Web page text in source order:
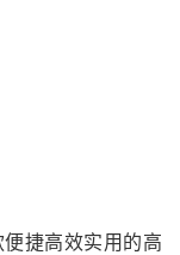
便捷高效实用的高